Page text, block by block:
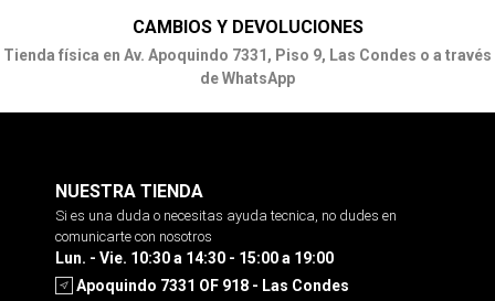
CAMBIOS Y DEVOLUCIONES
Tienda física en Av. Apoquindo 7331, Piso 9, Las Condes o a través
de WhatsApp
NUESTRA TIENDA
Si es una duda o necesitas ayuda tecnica, no dudes en
comunicarte con nosotros
Lun. - Vie. 10:30 a 14:30 - 15:00 a 19:00
Apoquindo 7331 OF 918 - Las Condes